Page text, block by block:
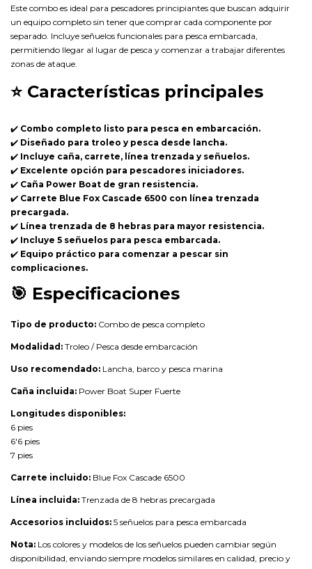
Este combo es ideal para pescadores principiantes que buscan adquirir
un equipo completo sin tener que comprar cada componente por
separado. Incluye señuelos funcionales para pesca embarcada,
permitiendo llegar al lugar de pesca y comenzar a trabajar diferentes
zonas de ataque.
⭐ Características principales
✔️ Combo completo listo para pesca en embarcación.
✔️ Diseñado para troleo y pesca desde lancha.
✔️ Incluye caña, carrete, línea trenzada y señuelos.
✔️ Excelente opción para pescadores iniciadores.
✔️ Caña Power Boat de gran resistencia.
✔️ Carrete Blue Fox Cascade 6500 con línea trenzada
precargada.
✔️ Línea trenzada de 8 hebras para mayor resistencia.
✔️ Incluye 5 señuelos para pesca embarcada.
✔️ Equipo práctico para comenzar a pescar sin
complicaciones.
🎯 Especificaciones
Tipo de producto: Combo de pesca completo
Modalidad: Troleo / Pesca desde embarcación
Uso recomendado: Lancha, barco y pesca marina
Caña incluida: Power Boat Super Fuerte
Longitudes disponibles:
6 pies
6'6 pies
7 pies
Carrete incluido: Blue Fox Cascade 6500
Línea incluida: Trenzada de 8 hebras precargada
Accesorios incluidos: 5 señuelos para pesca embarcada
Nota: Los colores y modelos de los señuelos pueden cambiar según
disponibilidad, enviando siempre modelos similares en calidad, precio y